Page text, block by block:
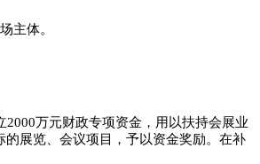
主体。
万元财政专项资金，用以扶持会展业
展览、会议项目，予以资金奖励。在补